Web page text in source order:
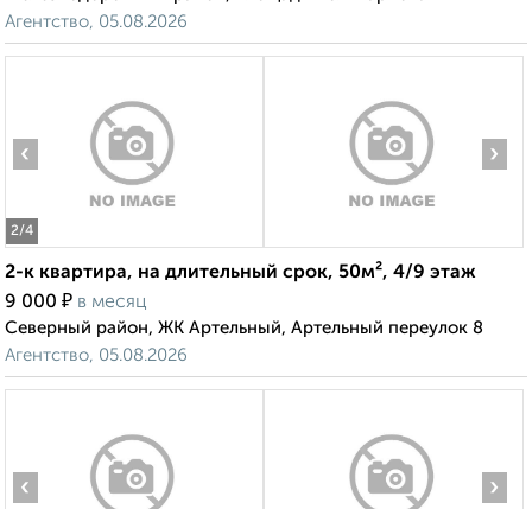
Агентство, 05.08.2026
2/4
‹ ›
2-к квартира, на длительный срок, 50м², 4/9 этаж
9 000 ₽ в месяц
Северный район, ЖК Артельный, Артельный переулок 8
Агентство, 05.08.2026
‹ ›